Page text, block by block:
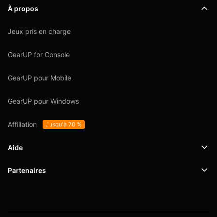
À propos
Jeux pris en charge
GearUP for Console
GearUP pour Mobile
GearUP pour Windows
Affiliation Jusqu'à 70 %
Aide
Support
Partenaires